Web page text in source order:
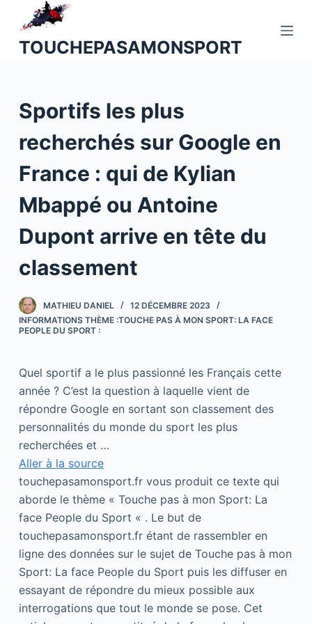
u
o
n
u
TOUCHEPASAMONSPORT
Sportifs les plus
recherchés sur Google en
France : qui de Kylian
Mbappé ou Antoine
Dupont arrive en tête du
classement
MATHIEU DANIEL
12 DÉCEMBRE 2023
INFORMATIONS THÈME :TOUCHE PAS À MON SPORT: LA FACE
PEOPLE DU SPORT :
Quel sportif a le plus passionné les Français cette
année ? C’est la question à laquelle vient de
répondre Google en sortant son classement des
personnalités du monde du sport les plus
recherchées et …
Aller à la source
touchepasamonsport.fr vous produit ce texte qui
aborde le thème « Touche pas à mon Sport: La
face People du Sport « . Le but de
touchepasamonsport.fr étant de rassembler en
ligne des données sur le sujet de Touche pas à mon
Sport: La face People du Sport puis les diffuser en
essayant de répondre du mieux possible aux
interrogations que tout le monde se pose. Cet